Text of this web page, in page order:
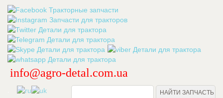
info@agro-detal.com.ua